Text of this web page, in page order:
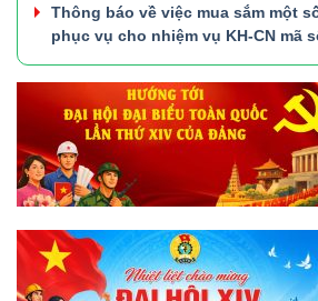
Thông báo về việc mua sắm một
phục vụ cho nhiệm vụ KH-CN mã